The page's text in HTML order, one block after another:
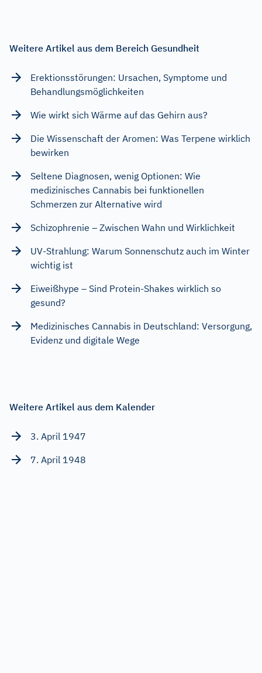
Weitere Artikel aus dem Bereich Gesundheit
Erektionsstörungen: Ursachen, Symptome und
Behandlungsmöglichkeiten
Wie wirkt sich Wärme auf das Gehirn aus?
Die Wissenschaft der Aromen: Was Terpene wirklich
bewirken
Seltene Diagnosen, wenig Optionen: Wie
medizinisches Cannabis bei funktionellen
Schmerzen zur Alternative wird
Schizophrenie – Zwischen Wahn und Wirklichkeit
UV-Strahlung: Warum Sonnenschutz auch im Winter
wichtig ist
Eiweißhype – Sind Protein-Shakes wirklich so
gesund?
Medizinisches Cannabis in Deutschland: Versorgung,
Evidenz und digitale Wege
Weitere Artikel aus dem Kalender
3. April 1947
7. April 1948